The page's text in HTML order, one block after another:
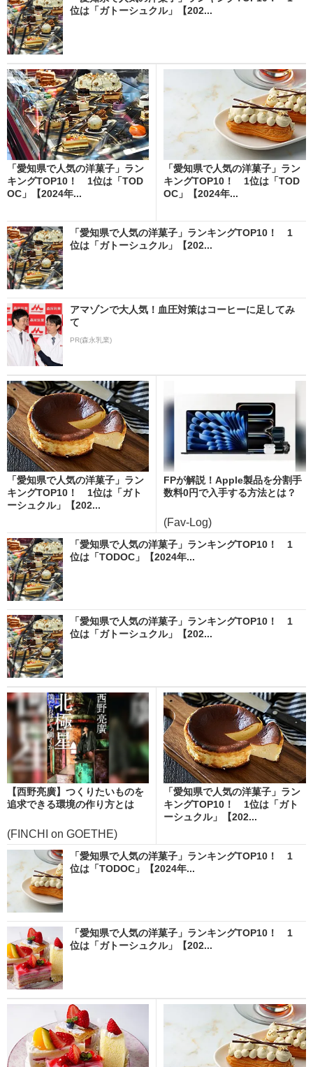
位は「ガトーシュクル」【202...
「愛知県で人気の洋菓子」ラン
キングTOP10！ 1位は「TOD
OC」【2024年...
「愛知県で人気の洋菓子」ラン
キングTOP10！ 1位は「TOD
OC」【2024年...
「愛知県で人気の洋菓子」ランキングTOP10！ 1
位は「ガトーシュクル」【202...
アマゾンで大人気！血圧対策はコーヒーに足してみ
て
PR(森永乳業)
「愛知県で人気の洋菓子」ラン
キングTOP10！ 1位は「ガト
ーシュクル」【202...
FPが解説！Apple製品を分割手
数料0円で入手する方法とは？
(Fav-Log)
「愛知県で人気の洋菓子」ランキングTOP10！ 1
位は「TODOC」【2024年...
「愛知県で人気の洋菓子」ランキングTOP10！ 1
位は「ガトーシュクル」【202...
【西野亮廣】つくりたいものを
追求できる環境の作り方とは
(FINCHI on GOETHE)
「愛知県で人気の洋菓子」ラン
キングTOP10！ 1位は「ガト
ーシュクル」【202...
「愛知県で人気の洋菓子」ランキングTOP10！ 1
位は「TODOC」【2024年...
「愛知県で人気の洋菓子」ランキングTOP10！ 1
位は「ガトーシュクル」【202...